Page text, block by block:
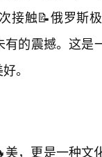
接触📝俄罗斯
的震撼。这是
。
，更是一种文